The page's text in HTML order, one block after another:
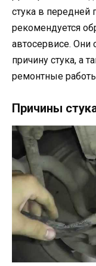
стука в передней
рекомендуется
автосервисе. Они
причину стука, а
ремонтные
Причины